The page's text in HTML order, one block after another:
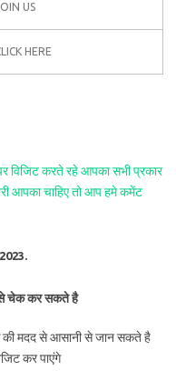
US
HERE
विजिट करते रहे आपका सभी प्रकार
आपका चाहिए तो आप हमे कमेंट
चेक कर सकते है
की मदद से आसानी से जान सकते है
कर पाएंगे